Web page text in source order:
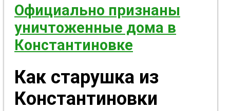
Официально признаны
уничтоженные дома в
Константиновке
Как старушка из
Константиновки